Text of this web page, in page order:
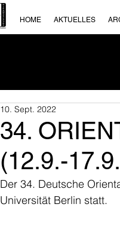
HOME AKTUELLES
34.
(12.9.-
10. Sept. 2022
Der 34. Deutsche
Universität Berlin statt.